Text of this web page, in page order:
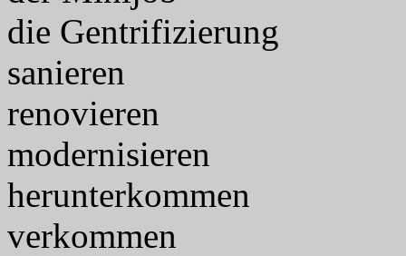
die Gentrifizierung
sanieren
renovieren
modernisieren
herunterkommen
verkommen